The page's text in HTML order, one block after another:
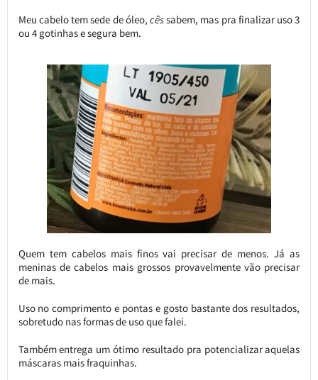
Meu cabelo tem sede de óleo, cêssabem, mas pra finalizar uso 3
ou 4 gotinhas e segura bem.
Quem tem cabelos mais finos vai precisar de menos. Já as
meninas de cabelos mais grossos provavelmente vão precisar
de mais.
Uso no comprimento e pontas e gosto bastante dos resultados,
sobretudo nas formas de uso que falei.
Também entrega um ótimo resultado pra potencializar aquelas
máscaras mais fraquinhas.